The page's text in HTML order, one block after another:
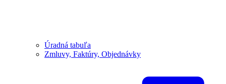
Úradná tabuľa
Zmluvy, Faktúry, Objednávky